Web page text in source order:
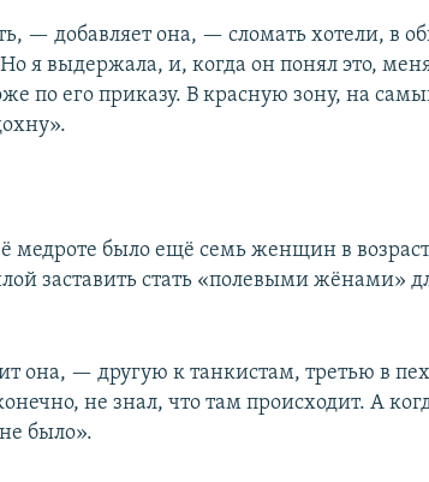
— добавляет она, — сломать хотели, в
я выдержала, и, когда он понял это,
по его приказу. В красную зону, на
медроте было ещё семь женщин в
заставить стать «полевыми жёнами»
она, — другую к танкистам, третью в
не знал, что там происходит. А
было».